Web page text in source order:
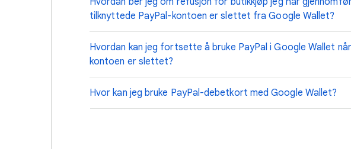
tilknyttede PayPal-kontoen er slettet fra Google Wallet?
Hvordan kan jeg fortsette å bruke PayPal i Google Wallet
kontoen er slettet?
Hvor kan jeg bruke PayPal-debetkort med Google Wallet?